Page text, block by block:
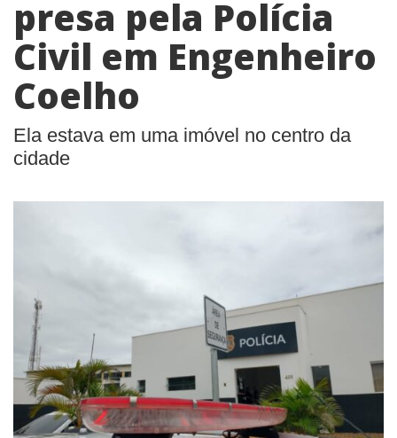
ANUNCIE
presa pela Polícia
Civil em Engenheiro
Coelho
Ela estava em uma imóvel no centro da
cidade